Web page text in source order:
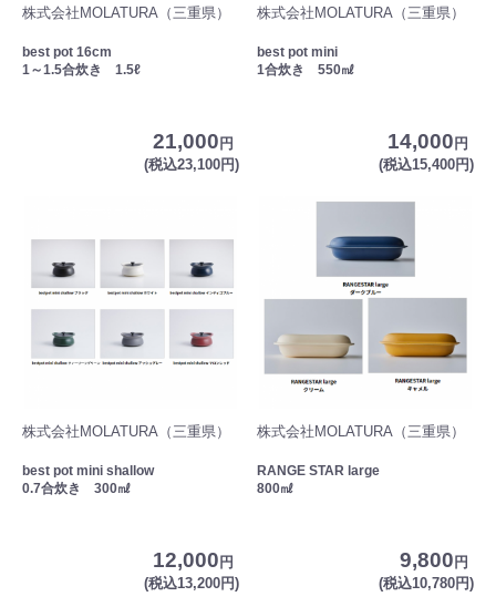
株式会社MOLATURA（三重県）
best pot 16cm
1～1.5合炊き 1.5ℓ
21,000 円
(税込23,100円)
株式会社MOLATURA（三重県）
best pot mini
1合炊き 550㎖
14,000 円
(税込15,400円)
株式会社MOLATURA（三重県）
best pot mini shallow
0.7合炊き 300㎖
12,000 円
(税込13,200円)
株式会社MOLATURA（三重県）
RANGE STAR large
800㎖
9,800 円
(税込10,780円)